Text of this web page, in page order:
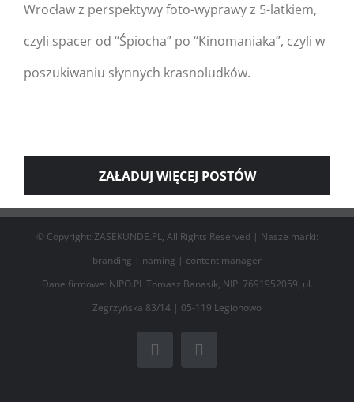
Polując na wrocławskie
krasnoludki
Wrocław z perspektywy foto-wyprawy z 5-latkiem,
czyli spacer od “Śpiocha” po “Kinomaniaka”, czyli w
poszukiwaniu słynnych krasnoludków.
ZAŁADUJ WIĘCEJ POSTÓW
© Copyright: ZASEKUNDE.PL, All Rights Reserved | Nasze marki:
branding | naming | content manager
Dane firmowe: NIPO.PL Tomasz Banasik, NIP: 7691952059, ul.
Zegrzyńska 83/14 | 05-119 Legionowo
Facebook